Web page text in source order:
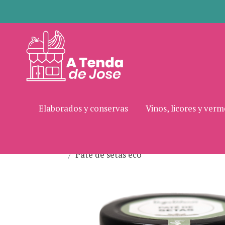
Elaborados y conservas Vinos, licores y
Paté de setas eco